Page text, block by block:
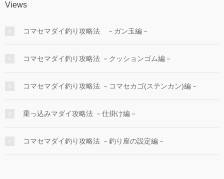
Views
コマセマダイ釣り攻略法 －ガン玉編－
コマセマダイ釣り攻略法 －クッションゴム編－
コマセマダイ釣り攻略法 －コマセカゴ(ステンカン)編－
乗っ込みマダイ攻略法 －仕掛け編－
コマセマダイ釣り攻略法 －釣り座の設定編－